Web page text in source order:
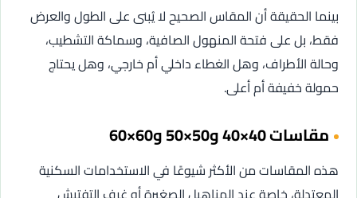
بينما الحقيقة أن المقاس الصحيح لا يُبنى على الطول والعرض
فقط، بل على فتحة المنهول الصافية، وسماكة التشطيب،
وحالة الأطراف، وهل الغطاء داخلي أم خارجي، وهل يحتاج
حمولة خفيفة أم أعلى.
مقاسات 40×40 و50×50 و60×60
هذه المقاسات من الأكثر شيوعًا في الاستخدامات السكنية